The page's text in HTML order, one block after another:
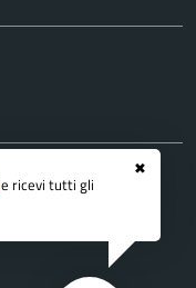
✖
e ricevi tutti gli